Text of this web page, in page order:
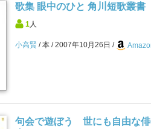
歌集 眼中のひと 角川短歌叢書
1 人
小高賢 本 2007年10月26日
句会で遊ぼう 世にも自由な俳